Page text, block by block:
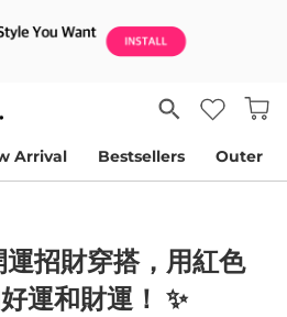
Arrival Bestsellers Outer
招財穿搭，用紅色
運和財運！ ✨